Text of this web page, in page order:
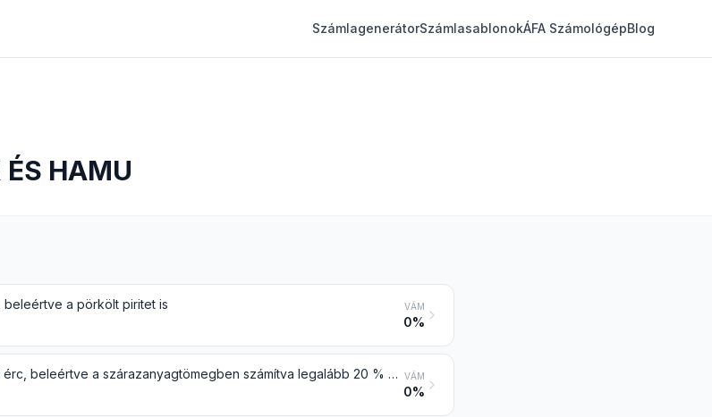
SzámlagenerátorSzámlasablonokÁFA SzámológépBlog
ÉS HAMU
beleértve a pörkölt piritet is VÁM
0%
Mangánérc és dúsított érc, beleértve a szárazanyagtömegben számítva legalább 20 % mangántartalommal rendelkező vastartalmú mangánércet és dúsított ércet is VÁM
0%